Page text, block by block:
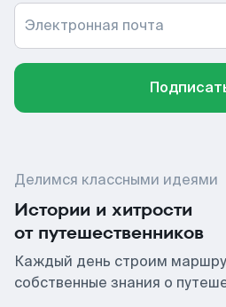
Электронная почта
Делимся классными идеями
Истории и хитрости
от путешественников
Каждый день строим
собственные знания о